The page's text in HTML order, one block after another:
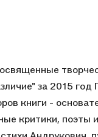
за 2015 год
книги -
критики, поэты